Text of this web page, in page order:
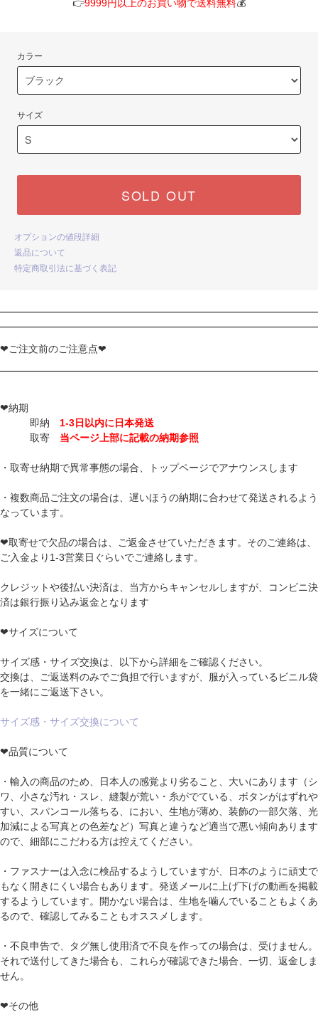
👉9999円以上のお買い物で送料無料💰
カラー
サイズ
SOLD OUT
オプションの値段詳細
返品について
特定商取引法に基づく表記
❤ご注文前のご注意点❤
❤納期
即納 1-3日以内に日本発送
取寄 当ページ上部に記載の納期参照
・取寄せ納期で異常事態の場合、トップページでアナウンスします
・複数商品ご注文の場合は、遅いほうの納期に合わせて発送されるよう
なっています。
❤取寄せで欠品の場合は、ご返金させていただきます。そのご連絡は、
ご入金より1-3営業日ぐらいでご連絡します。
クレジットや後払い決済は、当方からキャンセルしますが、コンビニ決
済は銀行振り込み返金となります
❤サイズについて
サイズ感・サイズ交換は、以下から詳細をご確認ください。
交換は、ご返送料のみでご負担で行いますが、服が入っているビニル袋
を一緒にご返送下さい。
サイズ感・サイズ交換について
❤品質について
・輸入の商品のため、日本人の感覚より劣ること、大いにあります（シ
ワ、小さな汚れ・スレ、縫製が荒い・糸がでている、ボタンがはずれや
すい、スパンコール落ちる、におい、生地が薄め、装飾の一部欠落、光
加減による写真との色差など）写真と違うなど適当で悪い傾向あります
ので、細部にこだわる方は控えてください。
・ファスナーは入念に検品するようしていますが、日本のように頑丈で
もなく開きにくい場合もあります。発送メールに上げ下げの動画を掲載
するようしています。開かない場合は、生地を噛んでいることもよくあ
るので、確認してみることもオススメします。
・不良申告で、タグ無し使用済で不良を作っての場合は、受けません。
それで送付してきた場合も、これらが確認できた場合、一切、返金しま
せん。
❤その他